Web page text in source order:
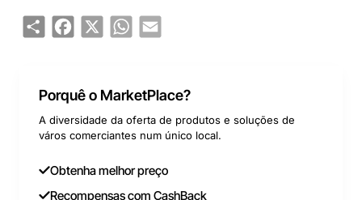
é uma série de circuladores de rotor
Confortável
Juntamente com o circulador fornecem-
se os acessórios hidráulicos de ligação,
3 velocidades
ShareFacebook
X WhatsApp
Email
Porquê o MarketPlace?
A diversidade da oferta de produtos e soluções de
város comerciantes num único local.
Obtenha melhor preço
Recompensas com CashBack